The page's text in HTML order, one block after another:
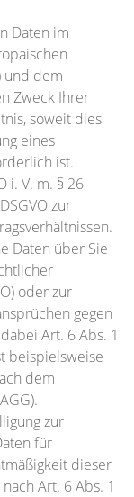
Daten im
und dem
Zweck Ihrer
soweit dies
eines
ist.
i. V. m. § 26
zur
Daten über Sie
oder zur
gegen
Art. 6 Abs. 1
beispielsweise
dem
zur
für
dieser
Art. 6 Abs. 1